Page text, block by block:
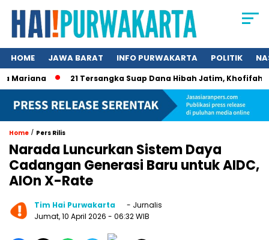
HOME JAWA BARAT INFO PURWAKARTA POLITIK
21 Tersangka Suap Dana Hibah Jatim, Khofifah Kini
Home / Pers Rilis
Narada Luncurkan Sistem Daya
Cadangan Generasi Baru untuk AIDC,
AIOn X-Rate
Tim Hai Purwakarta
- Jurnalis
Jumat, 10 April 2026 - 06:32 WIB